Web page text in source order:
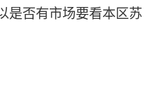
是否有市场要看本区苏